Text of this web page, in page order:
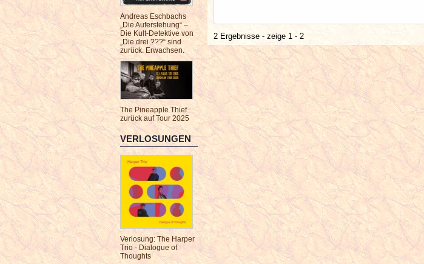
Andreas Eschbachs
„Die Auferstehung“ –
Die Kult-Detektive von
„Die drei ???“ sind
zurück. Erwachsen.
The Pineapple Thief
zurück auf Tour 2025
VERLOSUNGEN
Verlosung: The Harper
Trio - Dialogue of
Thoughts
2 Ergebnisse - zeige 1 - 2